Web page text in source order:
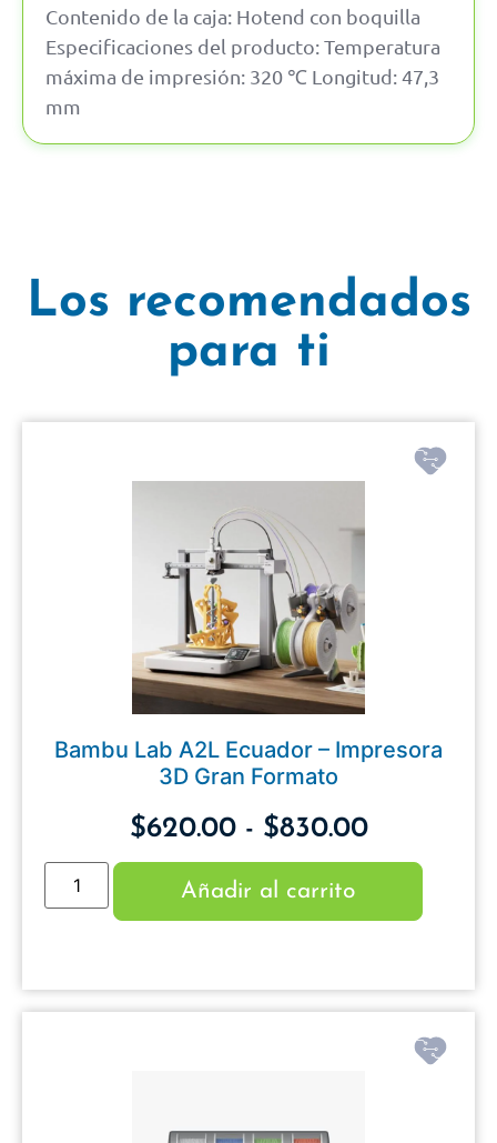
Contenido de la caja: Hotend con boquilla
Especificaciones del producto: Temperatura
máxima de impresión: 320 ℃ Longitud: 47,3
mm
Los recomendados
para ti
Bambu Lab A2L Ecuador – Impresora
3D Gran Formato
$620.00 - $830.00
Añadir al carrito